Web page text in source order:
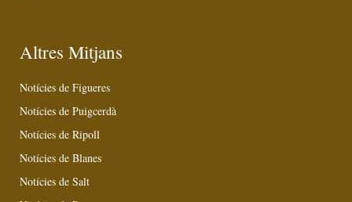
Altres Mitjans
Notícies de Figueres
Notícies de Puigcerdà
Notícies de Ripoll
Notícies de Blanes
Notícies de Salt